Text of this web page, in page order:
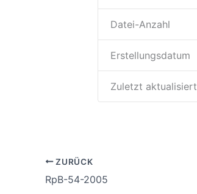
Datei-Anzahl
Erstellungsdatum
Zuletzt aktualisiert
ZURÜCK
RpB-54-2005